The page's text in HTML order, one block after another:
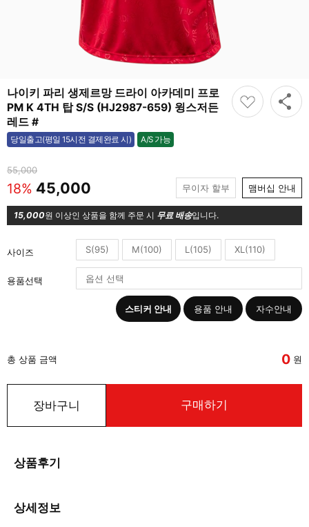
나이키 파리 생제르망 드라이 아카데미 프로
PM K 4TH 탑 S/S (HJ2987-659) 윙스저든
레드 #
당일출고(평일 15시전 결제완료 시) A/S 가능
가능
55,000
18% 45,000 무이자 할부 맴버십 안내
15,000원 이상인 상품을 함께 주문 시 무료 배송입니다.
사이즈 S(95) M(100) L(105) XL(110)
용품선택
스티커 안내 용품 안내 자수안내
총 상품 금액 0 원
장바구니 구매하기
상품후기
상세정보